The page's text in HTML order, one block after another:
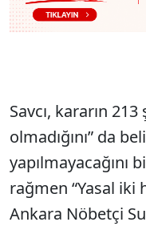
Savcı, kararın
olmadığını” da
yapılmayacağını
rağmen “Yasal iki
Ankara Nöbetçi